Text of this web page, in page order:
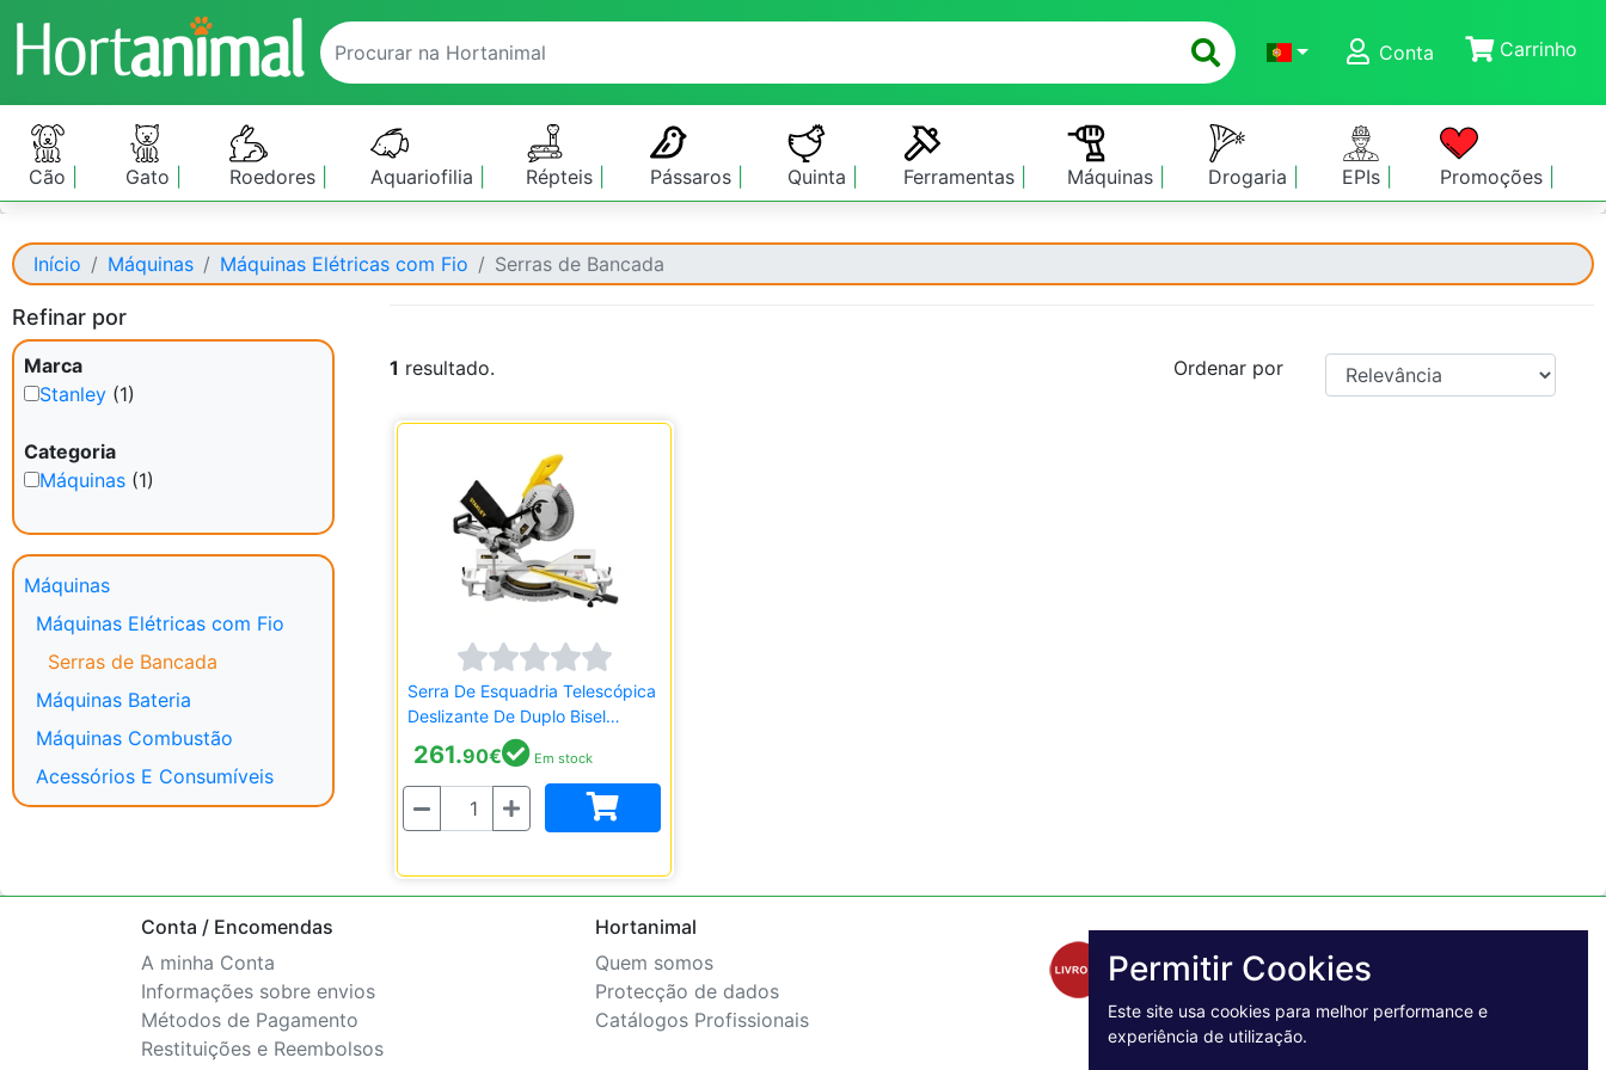
Conta
Carrinho
Cão Gato Roedores Aquariofilia Répteis Pássaros Quinta Ferramentas Máquinas Drogaria EPIs Promoções
Início Máquinas Máquinas Elétricas com Fio Serras de Bancada
Refinar por
Marca
Stanley (1)
Categoria
Máquinas (1)
Máquinas
Máquinas Elétricas com Fio
Serras de Bancada
Máquinas Bateria
Máquinas Combustão
Acessórios E Consumíveis
1 resultado. Ordenar por
Serra De Esquadria Telescópica
Deslizante De Duplo Bisel
1.800w Ø254mm STANLEY
SM1800-QS
261.90€ Em stock
Quantidade
Conta / Encomendas
A minha Conta
Informações sobre envios
Métodos de Pagamento
Restituições e Reembolsos
Hortanimal
Quem somos
Protecção de dados
Catálogos Profissionais
Permitir Cookies
Este site usa cookies para melhor performance e
experiência de utilização.